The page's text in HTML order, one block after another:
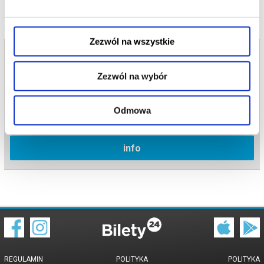
Zezwól na wszystkie
Zezwól na wybór
Odmowa
Bilety na termin:
03.07.2026 , g. 15:00 (piątek)
info
REGULAMIN POLITYKA
POLITYKA